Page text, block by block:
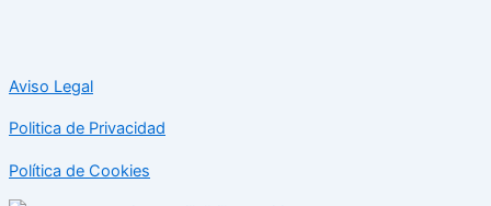
Aviso Legal
Politica de Privacidad
Política de Cookies